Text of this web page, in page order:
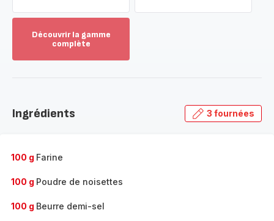
Découvrir la gamme
complète
gamme
Ingrédients 3 fournées
100 g Farine
100 g Poudre de noisettes
100 g Beurre demi-sel